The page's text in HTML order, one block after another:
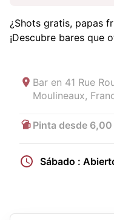
¿Shots gratis, papas
¡Descubre bares que
Bar en 41 Rue
Moulineaux,
Pinta desde 6,00
Sábado :